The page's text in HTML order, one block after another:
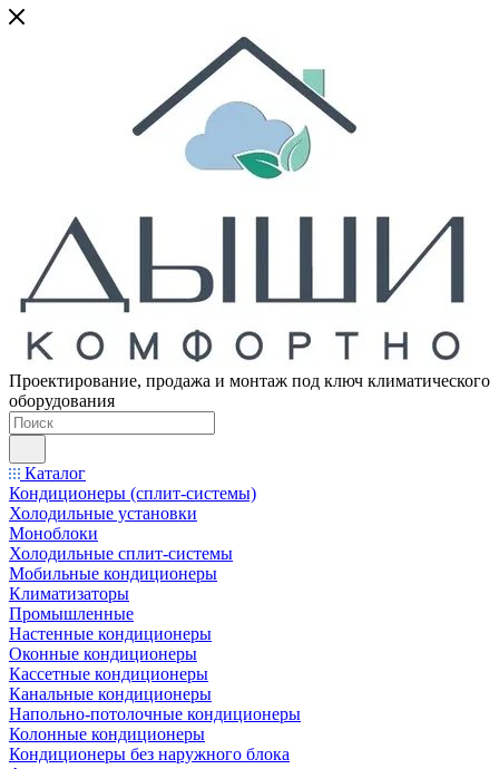
Проектирование, продажа и монтаж под ключ климатического
оборудования
Каталог
Кондиционеры (сплит-системы)
Холодильные установки
Моноблоки
Холодильные сплит-системы
Мобильные кондиционеры
Климатизаторы
Промышленные
Настенные кондиционеры
Оконные кондиционеры
Кассетные кондиционеры
Канальные кондиционеры
Напольно-потолочные кондиционеры
Колонные кондиционеры
Кондиционеры без наружного блока